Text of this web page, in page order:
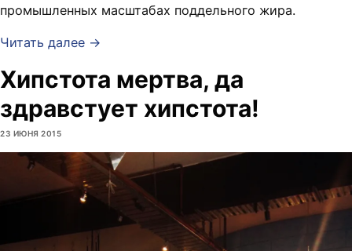
промышленных масштабах поддельного жира.
Читать далее →
Хипстота мертва, да
здравстует хипстота!
23 ИЮНЯ 2015